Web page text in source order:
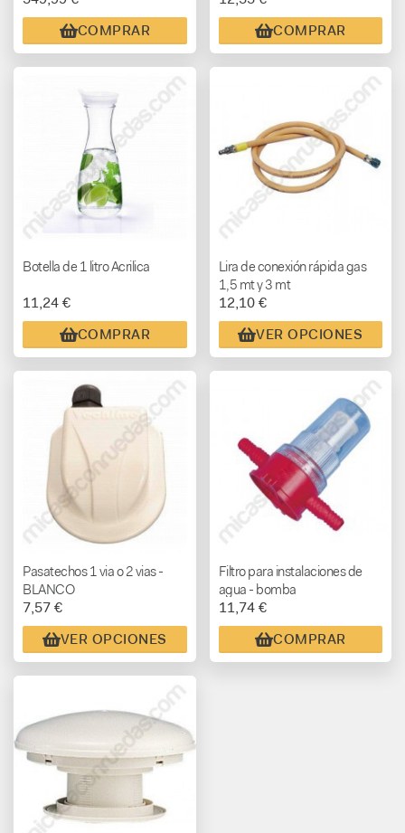
COMPRAR COMPRAR
Botella de 1 litro Acrilica
11,24 €
COMPRAR
Lira de conexión rápida gas
1,5 mt y 3 mt
12,10 €
VER OPCIONES
Pasatechos 1 via o 2 vias -
BLANCO
7,57 €
VER OPCIONES
Filtro para instalaciones de
agua - bomba
11,74 €
COMPRAR